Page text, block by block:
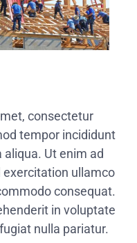
consectetur
tempor incididunt
Ut enim ad
ullamco
consequat.
in voluptate
nulla pariatur.